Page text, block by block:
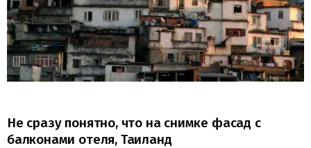
Не сразу понятно, что на снимке фасад с
балконами отеля, Таиланд